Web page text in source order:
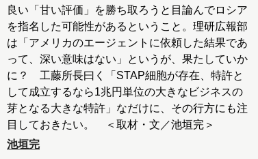
良い「甘い評価」を勝ち取ろうと目論んでロシア
を指名した可能性があるということ。理研広報部
は「アメリカのエージェントに依頼した結果であ
って、深い意味はない」というが、果たしていか
に？ 工藤所長曰く「STAP細胞が存在、特許と
して成立するなら1兆円単位の大きなビジネスの
芽となる大きな特許」なだけに、その行方にも注
目しておきたい。 ＜取材・文／池垣完＞
池垣完